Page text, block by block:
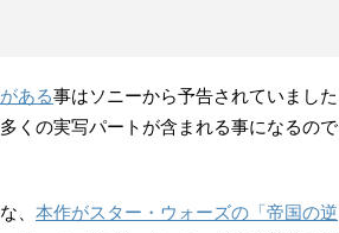
ある事はソニーから予告されていました
くの実写パートが含まれる事になるので
、 本作がスター・ウォーズの「帝国の逆